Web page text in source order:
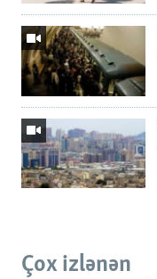
Çox izlənən